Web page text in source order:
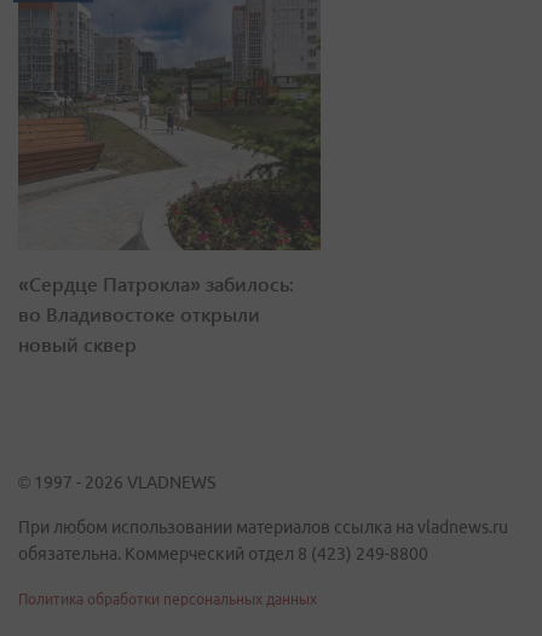
«Сердце Патрокла» забилось:
во Владивостоке открыли
новый сквер
© 1997 - 2026 VLADNEWS
При любом использовании материалов ссылка на vladnews.ru
обязательна. Коммерческий отдел 8 (423) 249-8800
Политика обработки персональных данных